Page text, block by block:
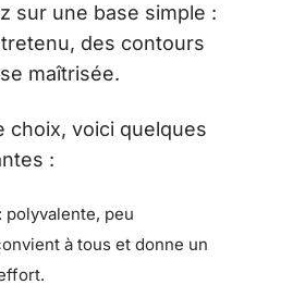
sur une base simple :
des contours
maîtrisée.
choix, voici quelques
:
: polyvalente, peu
à tous et donne un